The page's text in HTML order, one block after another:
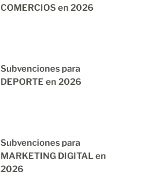
COMERCIOS en 2026
Subvenciones para
DEPORTE en 2026
Subvenciones para
MARKETING DIGITAL en
2026